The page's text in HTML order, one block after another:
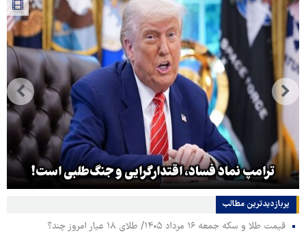
ترامپ نماد فساد، اقتدارگرایی و جنگ‌طلبی است!
پربازدیدترین‌ مطالب
قیمت طلا و سکه جمعه ۱۶ مرداد ۱۴۰۵/ طلای ۱۸ عیار امروز چند؟